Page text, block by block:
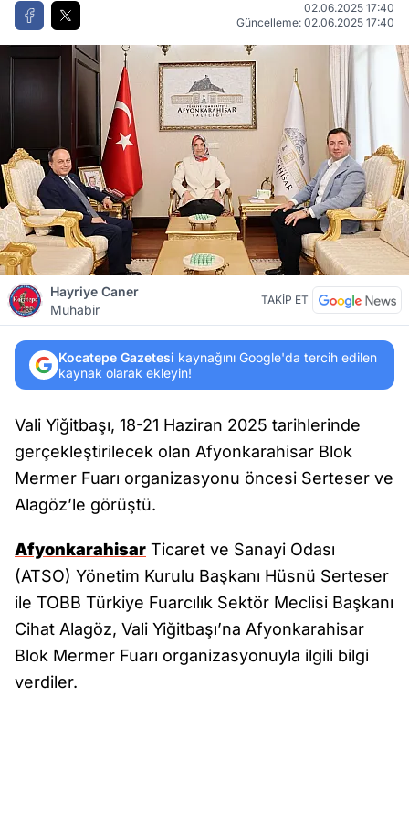
02.06.2025 17:40
Güncelleme: 02.06.2025 17:40
Hayriye Caner
Muhabir
TAKİP ET
Kocatepe Gazetesi kaynağını Google'da tercih edilen
kaynak olarak ekleyin!
Vali Yiğitbaşı, 18-21 Haziran 2025 tarihlerinde
gerçekleştirilecek olan Afyonkarahisar Blok
Mermer Fuarı organizasyonu öncesi Serteser ve
Alagöz’le görüştü.
Afyonkarahisar Ticaret ve Sanayi Odası
(ATSO) Yönetim Kurulu Başkanı Hüsnü Serteser
ile TOBB Türkiye Fuarcılık Sektör Meclisi Başkanı
Cihat Alagöz, Vali Yiğitbaşı’na Afyonkarahisar
Blok Mermer Fuarı organizasyonuyla ilgili bilgi
verdiler.